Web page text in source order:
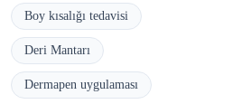
Boy kısalığı tedavisi
Deri Mantarı
Dermapen uygulaması